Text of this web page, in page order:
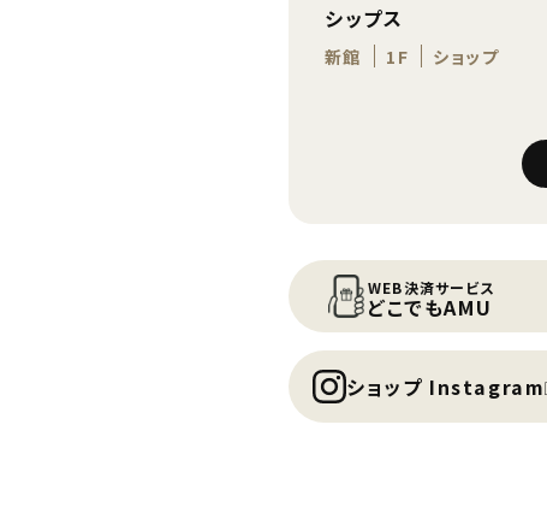
シップス
新館 1F ショップ
WEB決済サービス
どこでもAMU
ショップ Instagram